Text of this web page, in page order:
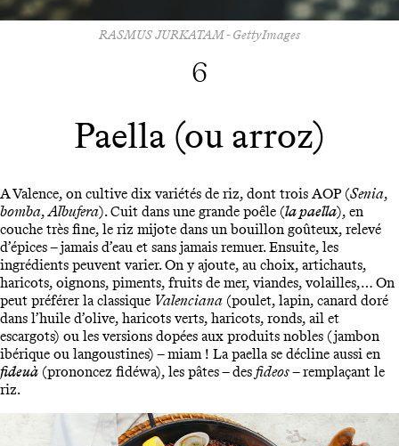
RASMUS JURKATAM - GettyImages
6
Paella (ou arroz)
A Valence, on cultive dix variétés de riz, dont trois AOP (Senia,
bomba, Albufera). Cuit dans une grande poêle (la paella), en
couche très fine, le riz mijote dans un bouillon goûteux, relevé
d’épices – jamais d’eau et sans jamais remuer. Ensuite, les
ingrédients peuvent varier. On y ajoute, au choix, artichauts,
haricots, oignons, piments, fruits de mer, viandes, volailles,… On
peut préférer la classique Valenciana (poulet, lapin, canard doré
dans l’huile d’olive, haricots verts, haricots, ronds, ail et
escargots) ou les versions dopées aux produits nobles (jambon
ibérique ou langoustines) – miam ! La paella se décline aussi en
fideuà (prononcez fidéwa), les pâtes – des fideos– remplaçant le
riz.